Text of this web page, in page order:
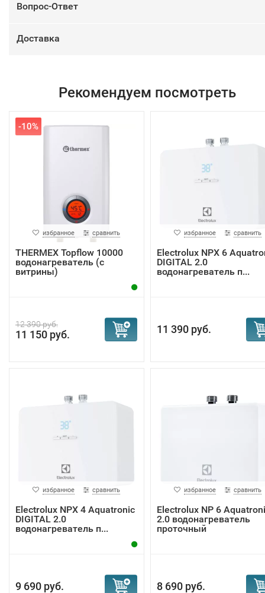
Вопрос-Ответ
Доставка
Рекомендуем посмотреть
-10%
избранное сравнить
THERMEX Topflow 10000
водонагреватель (с
витрины)
12 390 руб.
11 150 руб.
избранное сравнить
Electrolux NPX 6
DIGITAL 2.0
водонагреватель п...
11 390 руб.
избранное сравнить
Electrolux NPX 4 Aquatronic
DIGITAL 2.0
водонагреватель п...
9 690 руб.
избранное сравнить
Electrolux NP 6
2.0 водонагреватель
проточный
8 690 руб.